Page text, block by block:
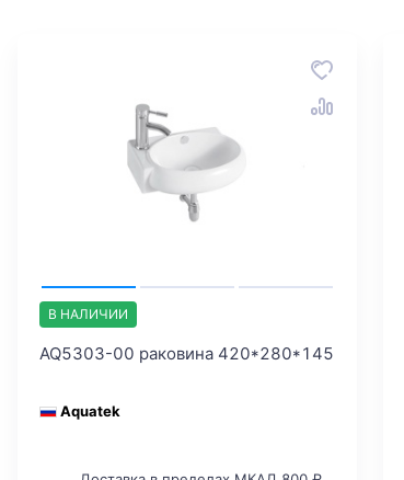
В НАЛИЧИИ
AQ5303-00 раковина 420*280*145
Aquatek